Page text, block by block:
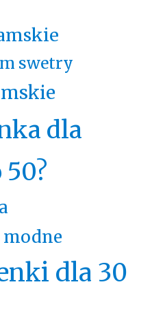
swetry
dla
dla 30